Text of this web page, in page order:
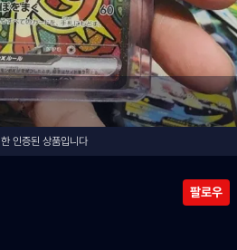
인증된 상품입니다
팔로우